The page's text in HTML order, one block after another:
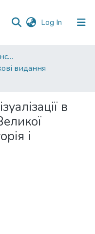
Log In (current)
Навчально-науковий інститут педагогіки і психології
видання
в
і